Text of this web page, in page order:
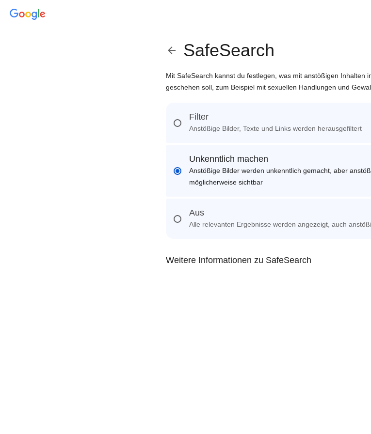
SafeSearch
Mit SafeSearch kannst du festlegen, was mit anstößigen Inhalten
geschehen soll, zum Beispiel mit sexuellen Handlungen und
Filter
Anstößige Bilder, Texte und Links werden herausgefiltert
Unkenntlich machen
Anstößige Bilder werden unkenntlich gemacht, aber
möglicherweise sichtbar
Aus
Alle relevanten Ergebnisse werden angezeigt, auch
Weitere Informationen zu SafeSearch